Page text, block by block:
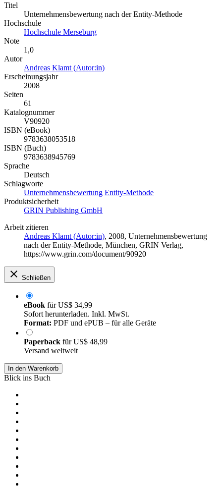
Titel
Unternehmensbewertung nach der Entity-Methode
Hochschule
Hochschule Merseburg
Note
1,0
Autor
Andreas Klamt (Autor:in)
Erscheinungsjahr
2008
Seiten
61
Katalognummer
V90920
ISBN (eBook)
9783638053518
ISBN (Buch)
9783638945769
Sprache
Deutsch
Schlagworte
Unternehmensbewertung Entity-Methode
Produktsicherheit
GRIN Publishing GmbH
Arbeit zitieren
Andreas Klamt (Autor:in), 2008, Unternehmensbewertung
nach der Entity-Methode, München, GRIN Verlag,
https://www.grin.com/document/90920
Schließen
eBook fürUS$ 34,99
Sofort herunterladen. Inkl. MwSt.
Format: PDF und ePUB – für alle Geräte
Paperback fürUS$ 48,99
Versand weltweit
In den Warenkorb
Blick ins Buch